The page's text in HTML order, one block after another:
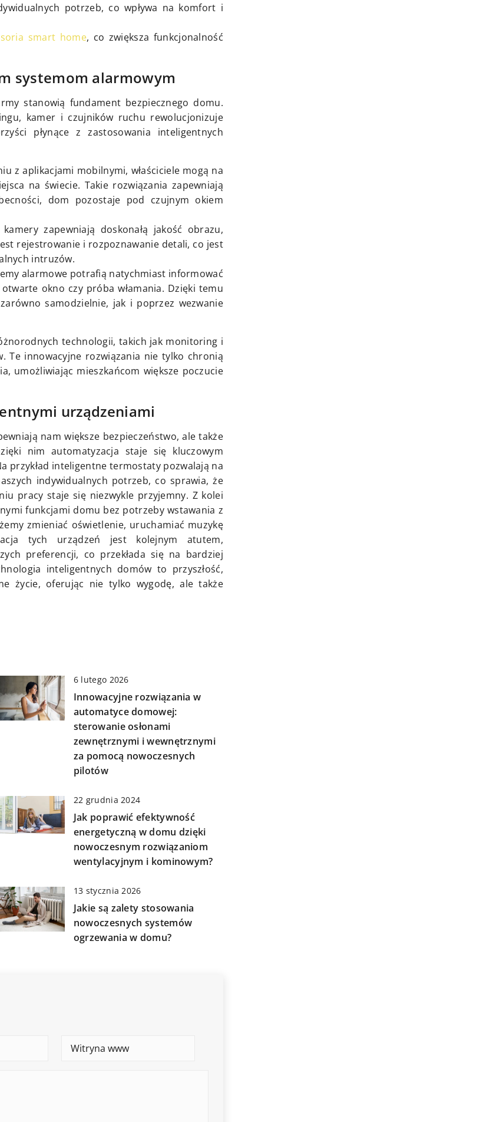
potrzeb, co wpływa na komfort i
smart home, co zwiększa funkcjonalność
systemom alarmowym
stanowią fundament bezpiecznego domu.
kamer i czujników ruchu rewolucjonizuje
płynące z zastosowania inteligentnych
z aplikacjami mobilnymi, właściciele mogą na
na świecie. Takie rozwiązania zapewniają
dom pozostaje pod czujnym okiem
zapewniają doskonałą jakość obrazu,
rejestrowanie i rozpoznawanie detali, co jest
intruzów.
alarmowe potrafią natychmiast informować
okno czy próba włamania. Dzięki temu
samodzielnie, jak i poprzez wezwanie
technologii, takich jak monitoring i
Te innowacyjne rozwiązania nie tylko chronią
umożliwiając mieszkańcom większe poczucie
urządzeniami
nam większe bezpieczeństwo, ale także
nim automatyzacja staje się kluczowym
przykład inteligentne termostaty pozwalają na
indywidualnych potrzeb, co sprawia, że
pracy staje się niezwykle przyjemny. Z kolei
funkcjami domu bez potrzeby wstawania z
zmieniać oświetlenie, uruchamiać muzykę
tych urządzeń jest kolejnym atutem,
preferencji, co przekłada się na bardziej
inteligentnych domów to przyszłość,
życie, oferując nie tylko wygodę, ale także
6 lutego 2026
Innowacyjne rozwiązania w
automatyce domowej:
sterowanie osłonami
zewnętrznymi i wewnętrznymi
za pomocą nowoczesnych
pilotów
22 grudnia 2024
Jak poprawić efektywność
energetyczną w domu dzięki
nowoczesnym rozwiązaniom
wentylacyjnym i kominowym?
13 stycznia 2026
Jakie są zalety stosowania
nowoczesnych systemów
ogrzewania w domu?